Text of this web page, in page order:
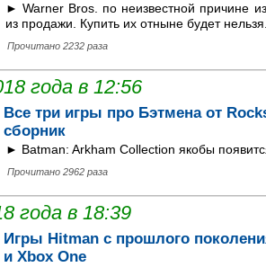
► Warner Bros. по неизвестной причине
из продажи. Купить их отныне будет
Прочитано 2232 раза
года в 12:56
Все три игры про Бэтмена от
сборник
► Batman: Arkham Collection якобы
Прочитано 2962 раза
года в 18:39
Игры Hitman с прошлого
и Xbox One